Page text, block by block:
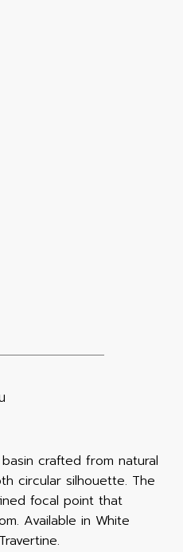
crafted from natural
circular silhouette. The
focal point that
Available in White